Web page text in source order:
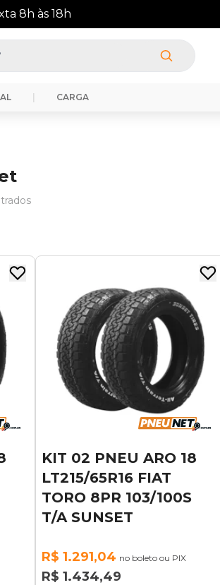
3388-3872
CARGA
KIT 02 PNEU ARO 18
LT215/65R16 FIAT
TORO 8PR 103/100S
T/A SUNSET
R$ 1.291,04 no boleto ou PIX
R$ 1.434,49